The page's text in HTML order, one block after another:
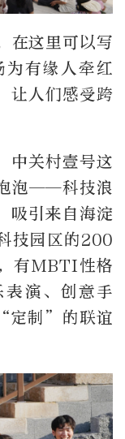
在这里可以写
有缘人牵红
让人们感受跨
中关村壹号这
泡——科技浪
吸引来自海淀
技园区的200
有MBTI性格
演、创意手
定制”的联谊